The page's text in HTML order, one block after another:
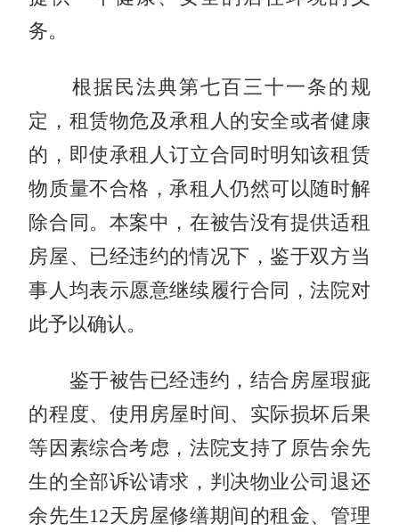
务。
根据民法典第七百三十一条的规
定，租赁物危及承租人的安全或者健康
的，即使承租人订立合同时明知该租赁
物质量不合格，承租人仍然可以随时解
除合同。本案中，在被告没有提供适租
房屋、已经违约的情况下，鉴于双方当
事人均表示愿意继续履行合同，法院对
此予以确认。
鉴于被告已经违约，结合房屋瑕疵
的程度、使用房屋时间、实际损坏后果
等因素综合考虑，法院支持了原告余先
生的全部诉讼请求，判决物业公司退还
余先生12天房屋修缮期间的租金、管理